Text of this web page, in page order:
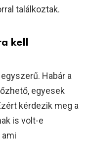
találkoztak.
kell
Habár a
egyesek
kérdezik meg a
is volt-e